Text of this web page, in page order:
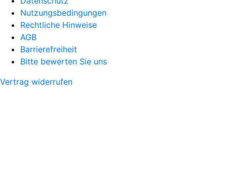
Nutzungsbedingungen
Rechtliche Hinweise
AGB
Barrierefreiheit
Bitte bewerten Sie uns
Vertrag widerrufen